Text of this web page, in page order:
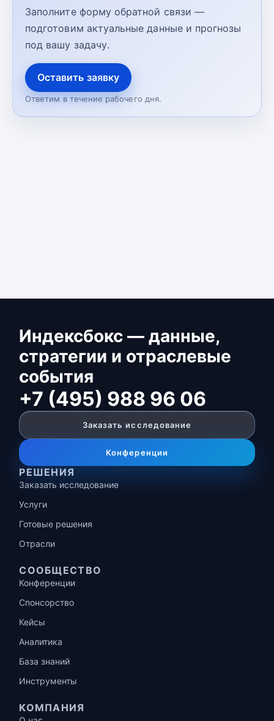
Заполните форму обратной связи —
подготовим актуальные данные и прогнозы
под вашу задачу.
Оставить заявку
Ответим в течение рабочего дня.
Индексбокс — данные,
стратегии и отраслевые
события
+7 (495) 988 96 06
Заказать исследование
Конференции
РЕШЕНИЯ
Заказать исследование
Услуги
Готовые решения
Отрасли
СООБЩЕСТВО
Конференции
Спонсорство
Кейсы
Аналитика
База знаний
Инструменты
КОМПАНИЯ